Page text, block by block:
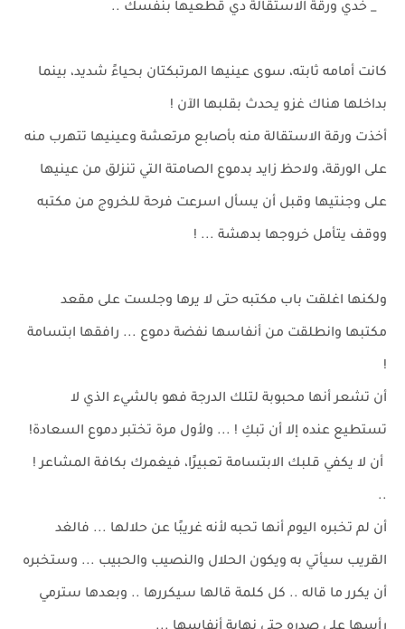
_ خدي ورقة الاستقالة دي قطعيها بنفسك ..
كانت أمامه ثابته، سوى عينيها المرتبكتان بحياءً شديد، بينما
بداخلها هناك غزو يحدث بقلبها الآن !
أخذت ورقة الاستقالة منه بأصابع مرتعشة وعينيها تتهرب منه
على الورقة، ولاحظ زايد بدموع الصامتة التي تنزلق من عينيها
على وجنتيها وقبل أن يسأل اسرعت فرحة للخروج من مكتبه
ووقف يتأمل خروجها بدهشة ... !
ولكنها اغلقت باب مكتبه حتى لا يرها وجلست على مقعد
مكتبها وانطلقت من أنفاسها نفضة دموع ... رافقها ابتسامة
!
أن تشعر أنها محبوبة لتلك الدرجة فهو بالشيء الذي لا
تستطيع عنده إلا أن تبكِ ! ... ولأول مرة تختبر دموع السعادة!
أن لا يكفي قلبك الابتسامة تعبيرًا، فيغمرك بكافة المشاعر !
..
أن لم تخبره اليوم أنها تحبه لأنه غريبًا عن حلالها ... فالغد
القريب سيأتي به ويكون الحلال والنصيب والحبيب ... وستخبره
أن يكرر ما قاله .. كل كلمة قالها سيكررها .. وبعدها سترمي